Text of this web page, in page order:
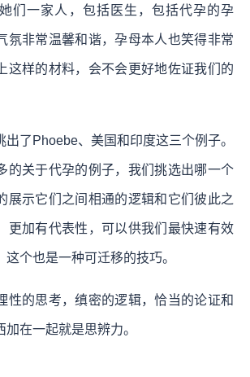
们一家人，包括医生，包括代孕的孕
氛非常温馨和谐，孕母本人也笑得非常
这样的材料，会不会更好地佐证我们的
出了Phoebe、美国和印度这三个例子。
的关于代孕的例子，我们挑选出哪一个
展示它们之间相通的逻辑和它们彼此之
更加有代表性，可以供我们最快速有效
个也是一种可迁移的技巧。
性的思考，缜密的逻辑，恰当的论证和
在一起就是思辨力。